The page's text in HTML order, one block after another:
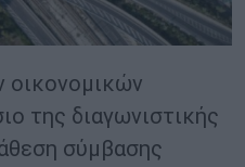
οικονομικών
της διαγωνιστικής
σύμβασης